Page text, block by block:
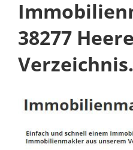
38277
Verzeichnis.